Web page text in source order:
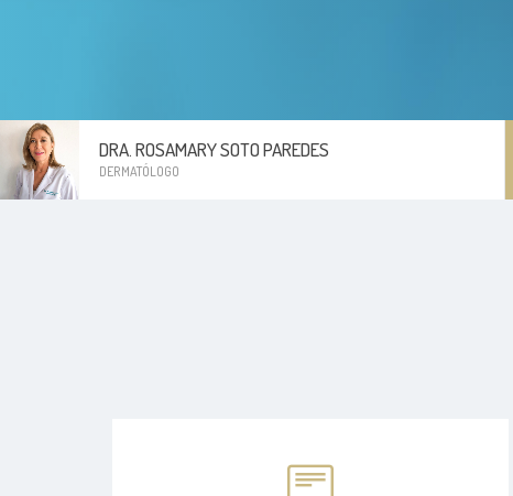
DRA. ROSAMARY SOTO PAREDES
DERMATÓLOGO